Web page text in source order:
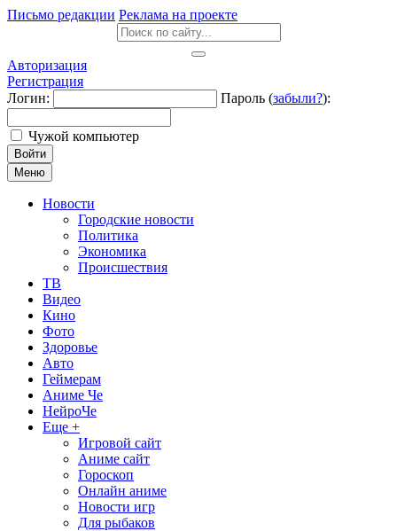
Письмо редакции Реклама на проекте
Авторизация
Регистрация
Логин:
Пароль (забыли?):
Чужой компьютер
Войти
Меню
Новости
Городские новости
Политика
Экономика
Происшествия
ТВ
Видео
Кино
Фото
Здоровье
Авто
Геймерам
Аниме Че
НейроЧе
Еще +
Игровой сайт
Аниме сайт
Гороскоп
Онлайн аниме
Новости игр
Для рыбаков